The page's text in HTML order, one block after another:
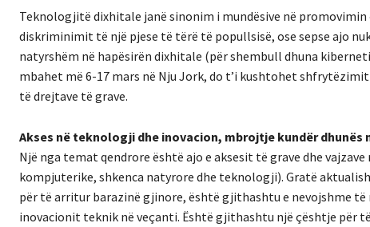
Teknologjitë dixhitale janë sinonim i mundësive në
diskriminimit të një pjese të tërë të popullsisë, ose sepse ajo
natyrshëm në hapësirën dixhitale (për shembull dhuna
mbahet më 6-17 mars në Nju Jork, do t’i kushtohet
të drejtave të grave.
Akses në teknologji dhe inovacion, mbrojtje kundër dhunës
Një nga temat qendrore është ajo e aksesit të grave dhe
kompjuterike, shkenca natyrore dhe teknologji). Gratë
për të arritur barazinë gjinore, është gjithashtu e nevojshme
inovacionit teknik në veçanti. Është gjithashtu një çështje për